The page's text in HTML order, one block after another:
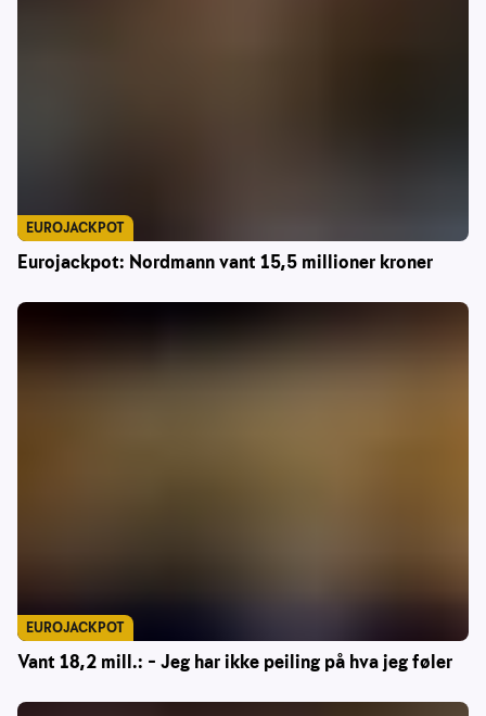
Eurojackpot: Nordmann vant 15,5 millioner kroner
EUROJACKPOT
Vant 18,2 mill.: – Jeg har ikke peiling på hva jeg føler
EUROJACKPOT